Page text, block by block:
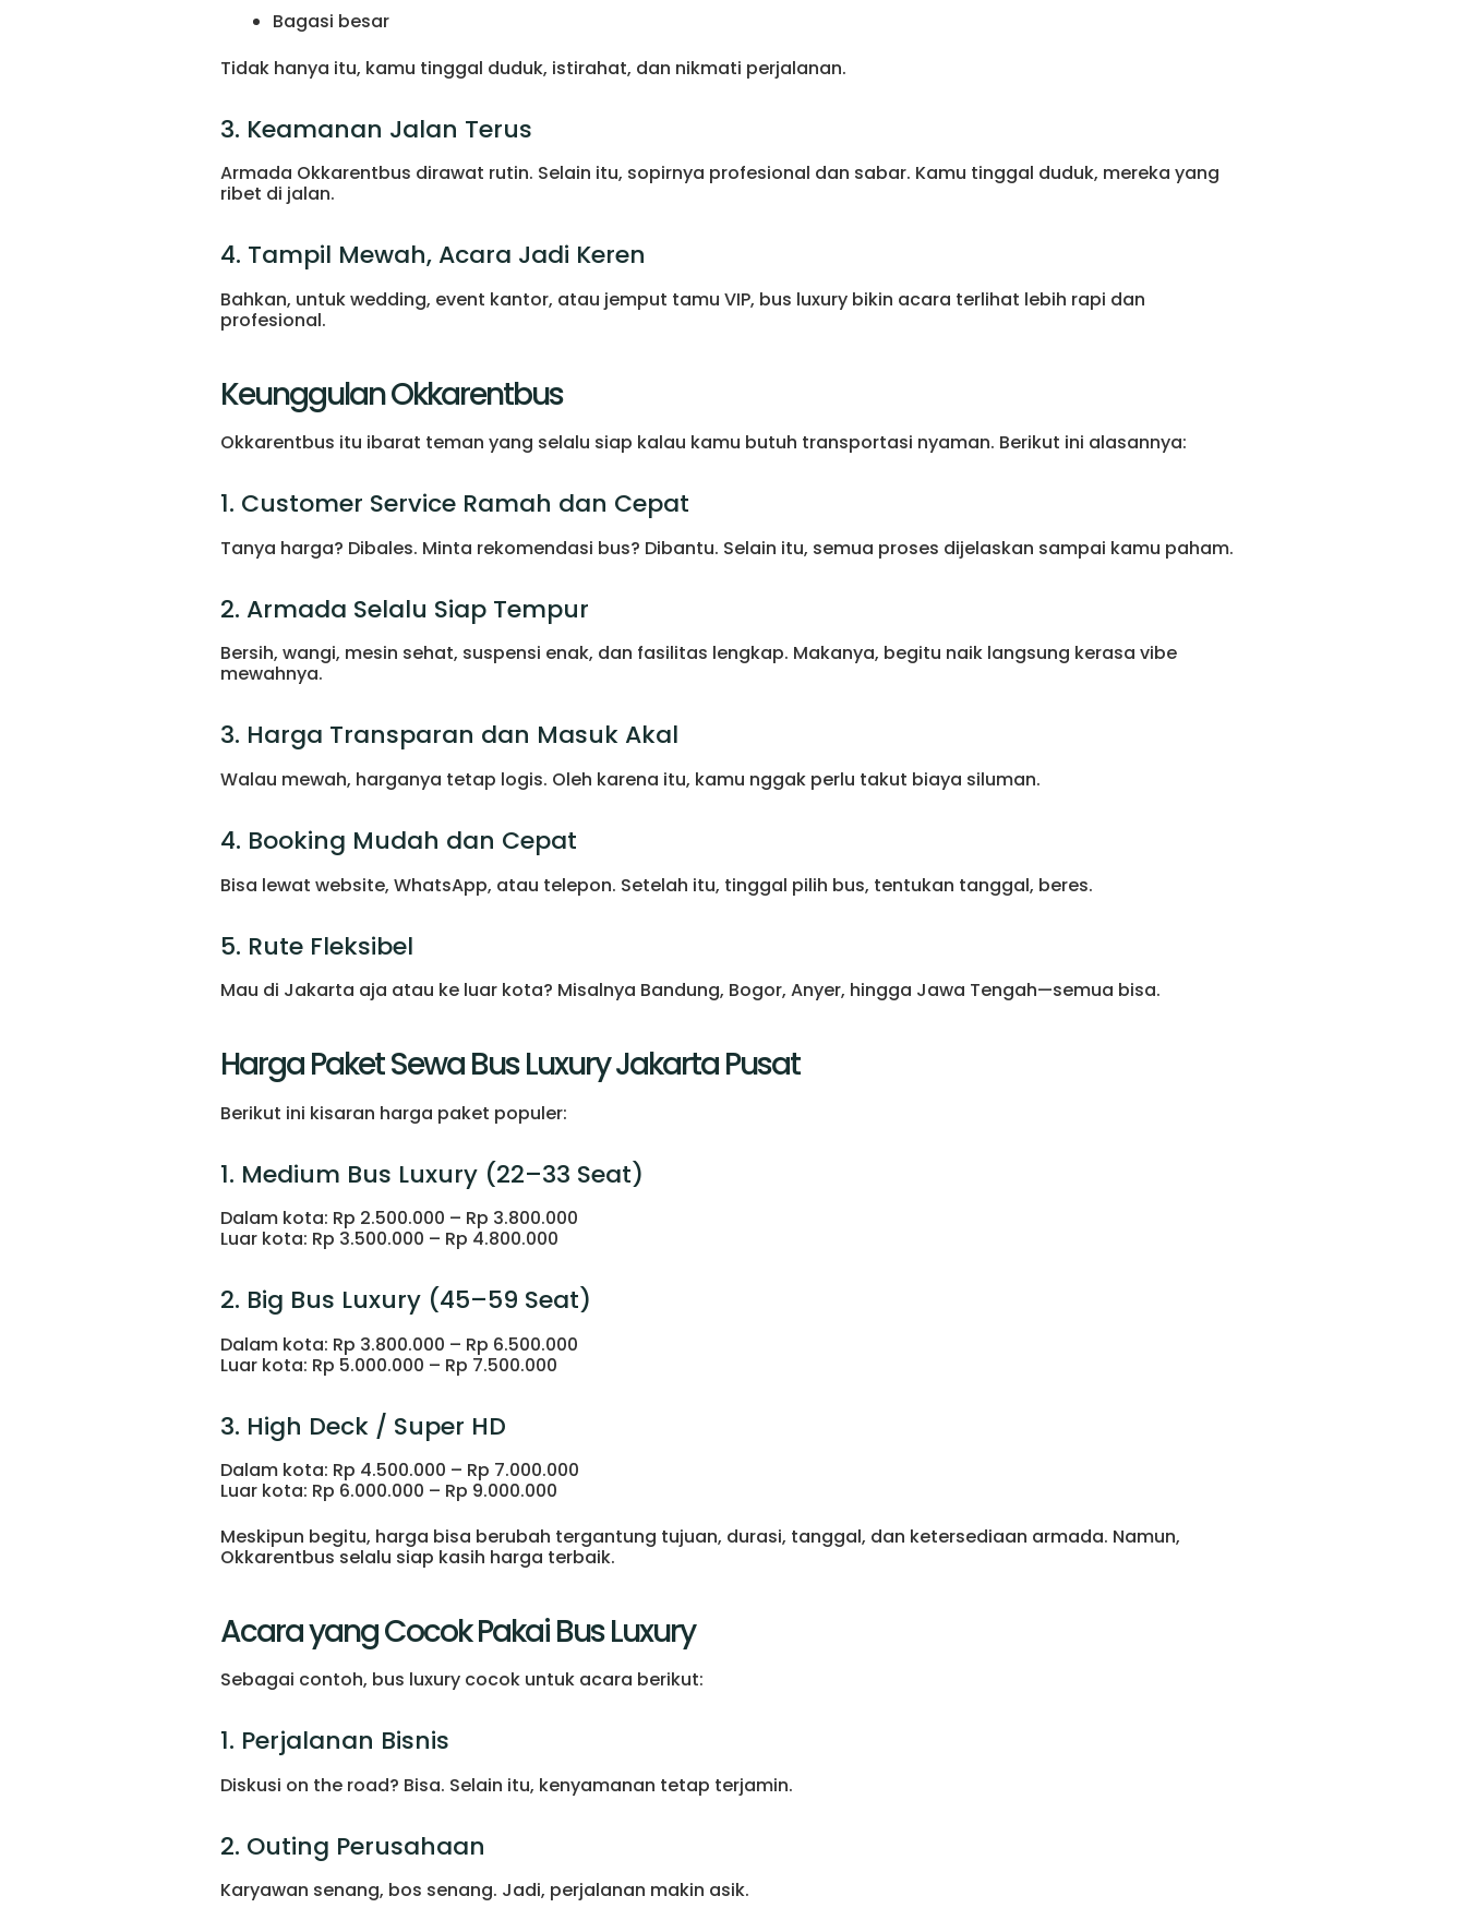
Bagasi besar
Tidak hanya itu, kamu tinggal duduk, istirahat, dan nikmati perjalanan.
3. Keamanan Jalan Terus
Armada Okkarentbus dirawat rutin. Selain itu, sopirnya profesional dan sabar. Kamu tinggal duduk, mereka yang
ribet di jalan.
4. Tampil Mewah, Acara Jadi Keren
Bahkan, untuk wedding, event kantor, atau jemput tamu VIP, bus luxury bikin acara terlihat lebih rapi dan
profesional.
Keunggulan Okkarentbus
Okkarentbus itu ibarat teman yang selalu siap kalau kamu butuh transportasi nyaman. Berikut ini alasannya:
1. Customer Service Ramah dan Cepat
Tanya harga? Dibales. Minta rekomendasi bus? Dibantu. Selain itu, semua proses dijelaskan sampai kamu paham.
2. Armada Selalu Siap Tempur
Bersih, wangi, mesin sehat, suspensi enak, dan fasilitas lengkap. Makanya, begitu naik langsung kerasa vibe
mewahnya.
3. Harga Transparan dan Masuk Akal
Walau mewah, harganya tetap logis. Oleh karena itu, kamu nggak perlu takut biaya siluman.
4. Booking Mudah dan Cepat
Bisa lewat website, WhatsApp, atau telepon. Setelah itu, tinggal pilih bus, tentukan tanggal, beres.
5. Rute Fleksibel
Mau di Jakarta aja atau ke luar kota? Misalnya Bandung, Bogor, Anyer, hingga Jawa Tengah—semua bisa.
Harga Paket Sewa Bus Luxury Jakarta Pusat
Berikut ini kisaran harga paket populer:
1. Medium Bus Luxury (22–33 Seat)
Dalam kota: Rp 2.500.000 – Rp 3.800.000
Luar kota: Rp 3.500.000 – Rp 4.800.000
2. Big Bus Luxury (45–59 Seat)
Dalam kota: Rp 3.800.000 – Rp 6.500.000
Luar kota: Rp 5.000.000 – Rp 7.500.000
3. High Deck / Super HD
Dalam kota: Rp 4.500.000 – Rp 7.000.000
Luar kota: Rp 6.000.000 – Rp 9.000.000
Meskipun begitu, harga bisa berubah tergantung tujuan, durasi, tanggal, dan ketersediaan armada. Namun,
Okkarentbus selalu siap kasih harga terbaik.
Acara yang Cocok Pakai Bus Luxury
Sebagai contoh, bus luxury cocok untuk acara berikut:
1. Perjalanan Bisnis
Diskusi on the road? Bisa. Selain itu, kenyamanan tetap terjamin.
2. Outing Perusahaan
Karyawan senang, bos senang. Jadi, perjalanan makin asik.